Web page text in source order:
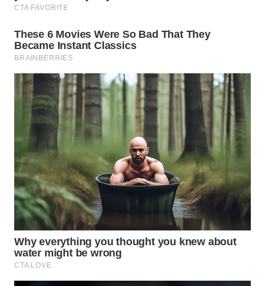
NATUNA
WN
BINTAN
WN
MANDALIKA
WN
LIKUPANG
WN
LABUANBAJO
BORNEO
Wahana